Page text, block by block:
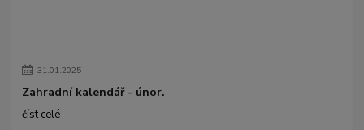
31.01.2025
Zahradní kalendář - únor.
číst celé